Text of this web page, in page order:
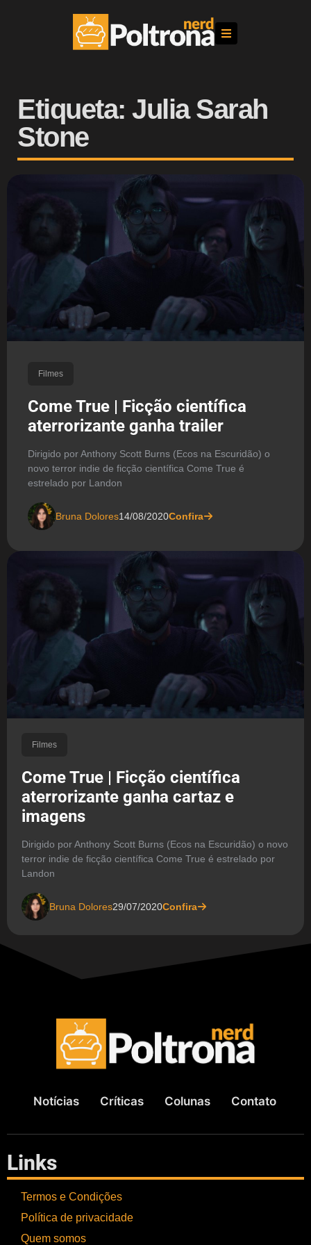
Etiqueta: Julia Sarah
Stone
Filmes
Come True | Ficção científica
aterrorizante ganha trailer
Dirigido por Anthony Scott Burns (Ecos na Escuridão) o
novo terror indie de ficção científica Come True é
estrelado por Landon
Bruna Dolores14/08/2020Confira
Filmes
Come True | Ficção científica
aterrorizante ganha cartaz e
imagens
Dirigido por Anthony Scott Burns (Ecos na Escuridão) o novo
terror indie de ficção científica Come True é estrelado por
Landon
Bruna Dolores29/07/2020Confira
Notícias Críticas Colunas Contato
Links
Termos e Condições
Política de privacidade
Quem somos